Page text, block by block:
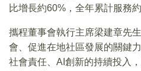
比增長約60%，全年累計服務
攜程董事會執行主席梁建章先
會、促進在地社區發展的關鍵
社會責任、AI創新的持續投入